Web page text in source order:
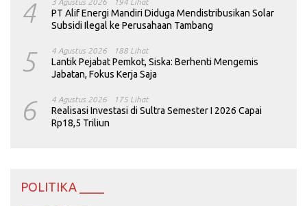
4
PT Alif Energi Mandiri Diduga Mendistribusikan Solar
Subsidi Ilegal ke Perusahaan Tambang
5 4 Agustus 2026 188 Lihat
Lantik Pejabat Pemkot, Siska: Berhenti Mengemis
Jabatan, Fokus Kerja Saja
6 4 Agustus 2026 175 Lihat
Realisasi Investasi di Sultra Semester I 2026 Capai
Rp18,5 Triliun
POLITIKA ____